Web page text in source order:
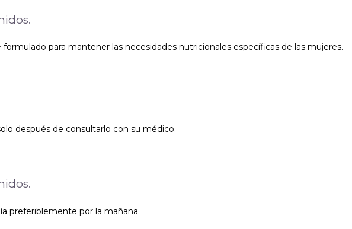
para mantener las necesidades nutricionales específicas de las mujeres.
después de consultarlo con su médico.
preferiblemente por la mañana.